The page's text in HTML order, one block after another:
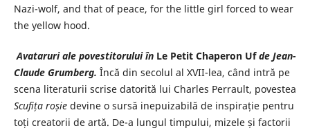
Nazi-wolf, and that of peace, for the little girl forced to wear
the yellow hood.
Avataruri ale povestitorului în Le Petit Chaperon Ufde Jean-
Claude Grumberg. Încă din secolul al XVII-lea, când intră pe
scena literaturii scrise datorită lui Charles Perrault, povestea
Scufița roșiedevine o sursă inepuizabilă de inspirație pentru
toți creatorii de artă. De-a lungul timpului, mizele și factorii